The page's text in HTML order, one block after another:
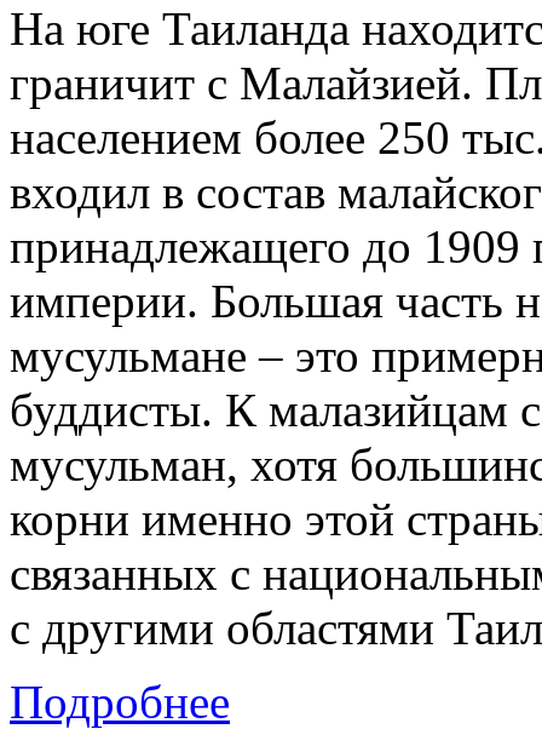
На юге Таиланда
граничит с Малайзией.
населением более 250
входил в состав
принадлежащего до 1909
империи. Большая часть
мусульмане – это
буддисты. К малазийцам
мусульман, хотя
корни именно этой
связанных с
с другими областями
Подробнее